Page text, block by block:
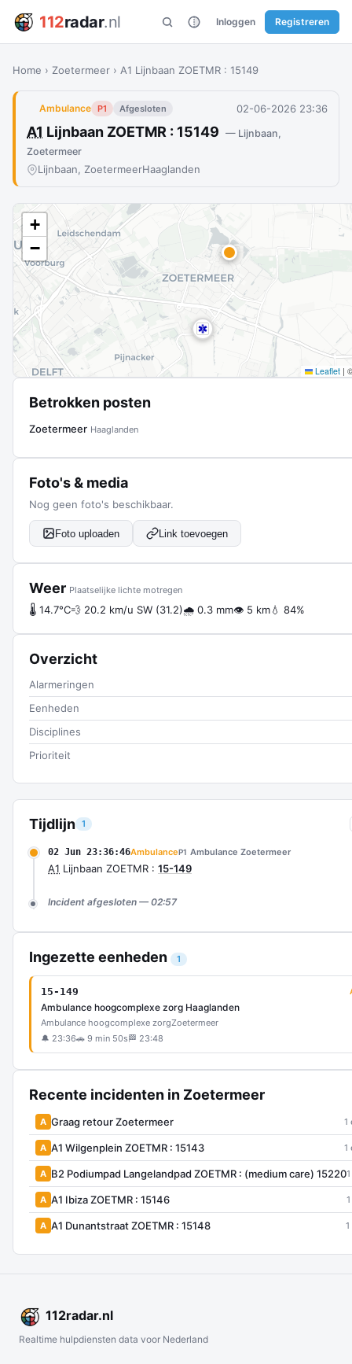
112radar.nl Inloggen Registreren
Home › Zoetermeer › A1 Lijnbaan ZOETMR : 15149
Ambulance P1 Afgesloten 02-06-2026 23:36
A1 Lijnbaan ZOETMR : 15149 — Lijnbaan,
Zoetermeer
Lijnbaan, ZoetermeerHaaglanden
Tijdlijn 1
02 Jun 23:36:46AmbulanceP1 Ambulance Zoetermeer
A1 Lijnbaan ZOETMR : 15-149
Incident afgesloten — 02:57
Ingezette eenheden 1
15-149
Ambulance hoogcomplexe zorg Haaglanden
Ambulance hoogcomplexe zorgZoetermeer
🔔 23:36🚗 9 min 50s 🏁 23:48
Recente incidenten in Zoetermeer
A Graag retour Zoetermeer 1
A A1 Wilgenplein ZOETMR : 15143 1
A B2 Podiumpad Langelandpad ZOETMR : (medium care) 15220
A A1 Ibiza ZOETMR : 15146
A A1 Dunantstraat ZOETMR : 15148 1
+
−
Leaflet |
Betrokken posten
Zoetermeer Haaglanden
Foto's & media
Nog geen foto's beschikbaar.
Foto uploaden Link toevoegen
Weer Plaatselijke lichte motregen
🌡 14.7°C💨 20.2 km/u SW (31.2)🌧 0.3 mm👁 5 km💧 84%
Overzicht
Alarmeringen
Eenheden
Disciplines
Prioriteit
112radar.nl
Realtime hulpdiensten data voor Nederland